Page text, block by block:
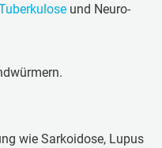
und Neu­ro­
wie Sar­koi­do­se, Lu­pus